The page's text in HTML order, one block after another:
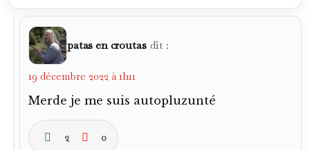
1 0
VanBaston
19 décembre 2022 à 1h12
Je vais pas vous mentir